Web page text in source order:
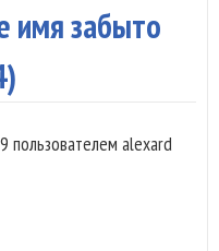
имя забыто
пользователем alexard